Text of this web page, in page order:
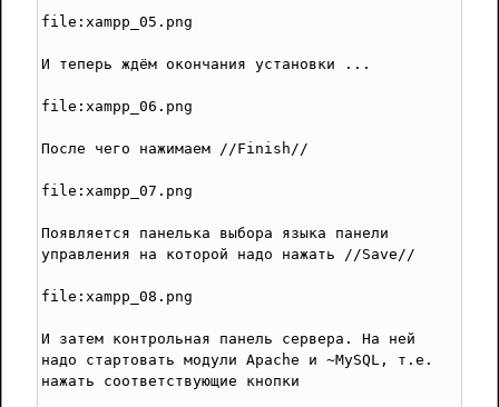
file:xampp_05.png
И теперь ждём окончания установки ...
file:xampp_06.png
После чего нажимаем //Finish//
file:xampp_07.png
Появляется панелька выбора языка панели
управления на которой надо нажать //Save//
file:xampp_08.png
И затем контрольная панель сервера. На ней
надо стартовать модули Apache и ~MySQL, т.е.
нажать соответствующие кнопки